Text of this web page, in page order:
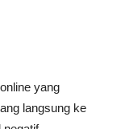
yang
langsung ke